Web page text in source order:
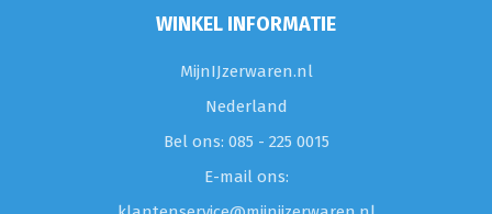
WINKEL INFORMATIE
MijnIJzerwaren.nl
Nederland
Bel ons: 085 - 225 0015
E-mail ons: